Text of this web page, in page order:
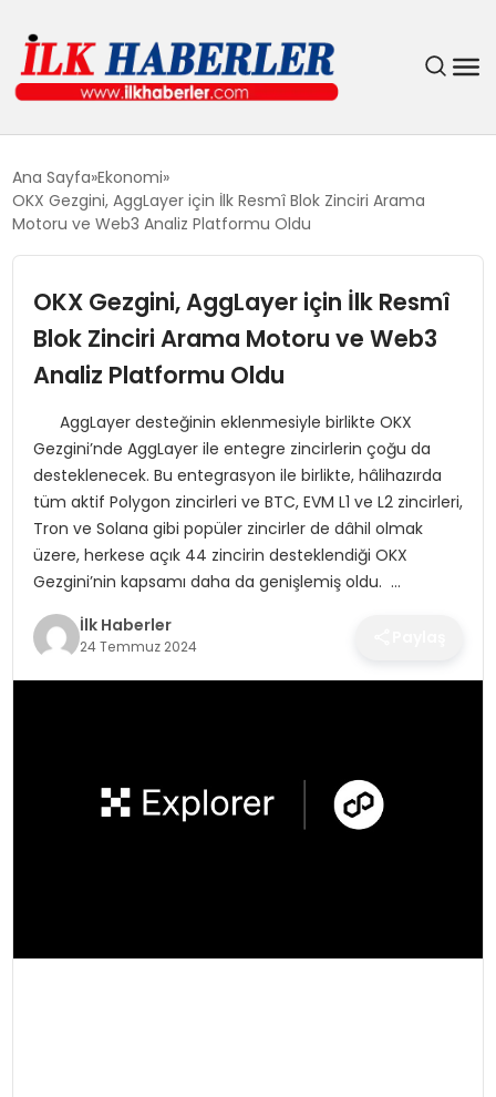
EĞITIM
GÜNDEM
SIYASET
SPOR
TEKNOLOJI
YAŞAM
Ana Sayfa Ekonomi
OKX Gezgini, AggLayer için İlk Resmî Blok Zinciri Arama
Motoru ve Web3 Analiz Platformu Oldu
OKX Gezgini, AggLayer için İlk Resmî
Blok Zinciri Arama Motoru ve Web3
Analiz Platformu Oldu
AggLayer desteğinin eklenmesiyle birlikte OKX
Gezgini’nde AggLayer ile entegre zincirlerin çoğu da
desteklenecek. Bu entegrasyon ile birlikte, hâlihazırda
tüm aktif Polygon zincirleri ve BTC, EVM L1 ve L2 zincirleri,
Tron ve Solana gibi popüler zincirler de dâhil olmak
üzere, herkese açık 44 zincirin desteklendiği OKX
Gezgini’nin kapsamı daha da genişlemiş oldu. …
İlk Haberler
24 Temmuz 2024